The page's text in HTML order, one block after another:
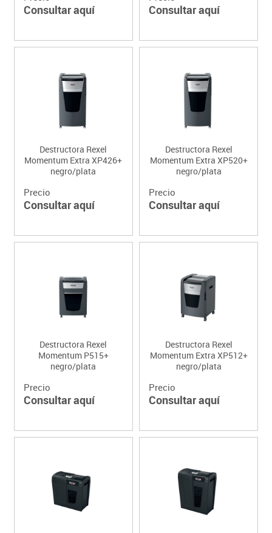
Consultar aquí Consultar aquí
Destructora Rexel
Momentum Extra XP426+
negro/plata
Precio
Consultar aquí
Destructora Rexel
Momentum Extra XP520+
negro/plata
Precio
Consultar aquí
Destructora Rexel
Momentum P515+
negro/plata
Precio
Consultar aquí
Destructora Rexel
Momentum Extra XP512+
negro/plata
Precio
Consultar aquí